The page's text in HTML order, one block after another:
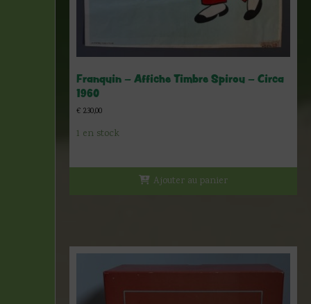
Franquin – Affiche Timbre Spirou – Circa
1960
€ 230,00
1 en stock
Ajouter au panier